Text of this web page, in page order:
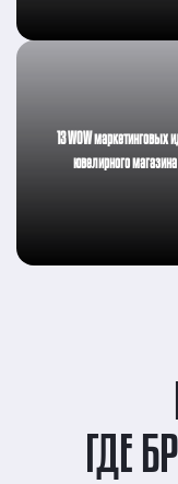
13 WOW маркетинговых
ювелирного магазина
ГДЕ